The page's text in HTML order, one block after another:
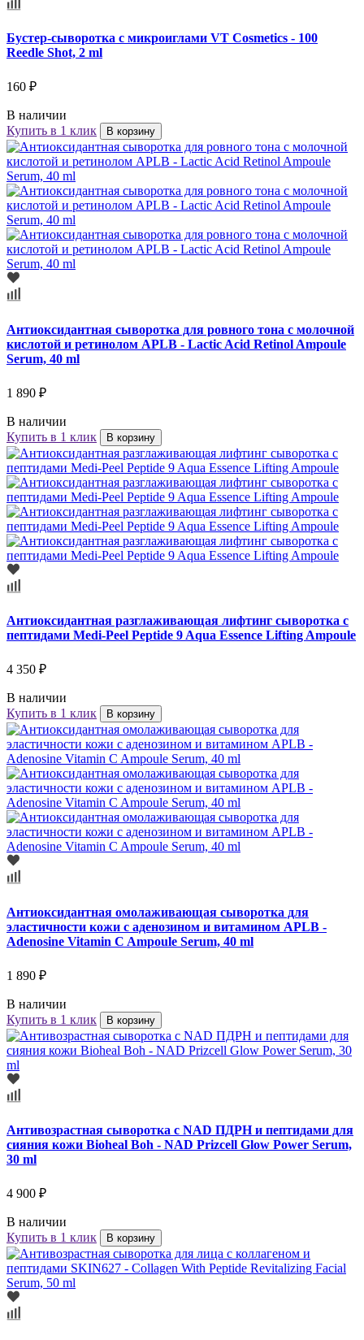
Бустер-сыворотка с микроиглами VT Cosmetics - 100
Reedle Shot, 2 ml
160 ₽
В наличии
Купить в 1 клик
В корзину
Антиоксидантная сыворотка для ровного тона с молочной
кислотой и ретинолом APLB - Lactic Acid Retinol Ampoule
Serum, 40 ml
1 890 ₽
В наличии
Купить в 1 клик
В корзину
Антиоксидантная разглаживающая лифтинг сыворотка с
пептидами Medi-Peel Peptide 9 Aqua Essence Lifting Ampoule
4 350 ₽
В наличии
Купить в 1 клик
В корзину
Антиоксидантная омолаживающая сыворотка для
эластичности кожи с аденозином и витамином APLB -
Adenosine Vitamin C Ampoule Serum, 40 ml
1 890 ₽
В наличии
Купить в 1 клик
В корзину
Антивозрастная сыворотка с NAD ПДРН и пептидами для
сияния кожи Bioheal Boh - NAD Prizcell Glow Power Serum,
30 ml
4 900 ₽
В наличии
Купить в 1 клик
В корзину